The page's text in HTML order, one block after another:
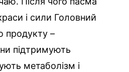
і сили Головний
продукту –
підтримують
метаболізм і